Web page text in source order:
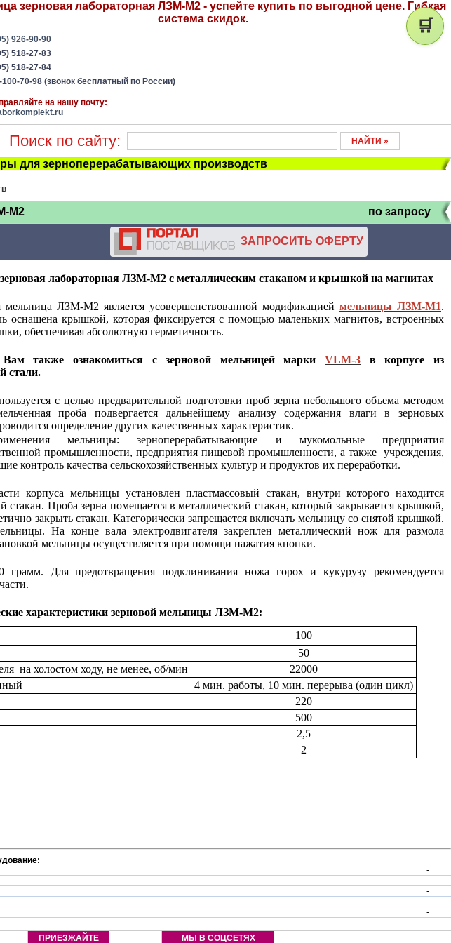
зерновая лабораторная ЛЗМ-М2 - успейте купить по выгодной цене. Гибкая
система скидок.
926-90-90
518-27-83
518-27-84
100-70-98 (звонок бесплатный по России)
на нашу почту:
Поиск по сайту:
для зерноперерабатывающих производств
М2 по запросу
ЗАПРОСИТЬ ОФЕРТУ
лабораторная ЛЗМ-М2 с металлическим стаканом и крышкой на магнитах
мельница ЛЗМ-М2 является усовершенствованной модификацией мельницы ЛЗМ-М1.
оснащена крышкой, которая фиксируется с помощью маленьких магнитов, встроенных
обеспечивая абсолютную герметичность.
Вам также ознакомиться с зерновой мельницей маркиVLM-3 в корпусе из
стали.
с целью предварительной подготовки проб зерна небольшого объема методом
проба подвергается дальнейшему анализу содержания влаги в зерновых
определение других качественных характеристик.
мельницы: зерноперерабатывающие и мукомольные предприятия
промышленности, предприятия пищевой промышленности, а также учреждения,
контроль качества сельскохозяйственных культур и продуктов их переработки.
корпуса мельницы установлен пластмассовый стакан, внутри которого находится
стакан. Проба зерна помещается в металлический стакан, который закрывается крышкой,
закрыть стакан. Категорически запрещается включать мельницу со снятой крышкой.
На конце вала электродвигателя закреплен металлический нож для размола
мельницы осуществляется при помощи нажатия кнопки.
Для предотвращения подклинивания ножа горох и кукурузу рекомендуется
характеристики зерновой мельницы ЛЗМ-М2:
100
50
на холостом ходу, не менее, об/мин
22000
4 мин. работы, 10 мин. перерыва (один цикл)
220
500
2,5
2
-
-
-
-
-
ПРИЕЗЖАЙТЕ МЫ В СОЦСЕТЯХ
🛒